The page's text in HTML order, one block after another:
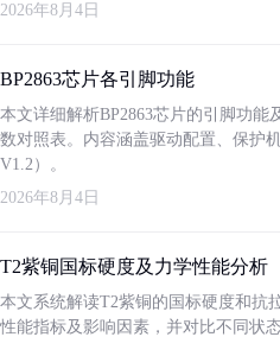
2026年8月4日
BP2863芯片各引脚功能
本文详细解析BP2863芯片的引脚功
数对照表。内容涵盖驱动配置、保护
V1.2）。
2026年8月4日
T2紫铜国标硬度及力学性能分析
本文系统解读T2紫铜的国标硬度和抗
性能指标及影响因素，并对比不同状